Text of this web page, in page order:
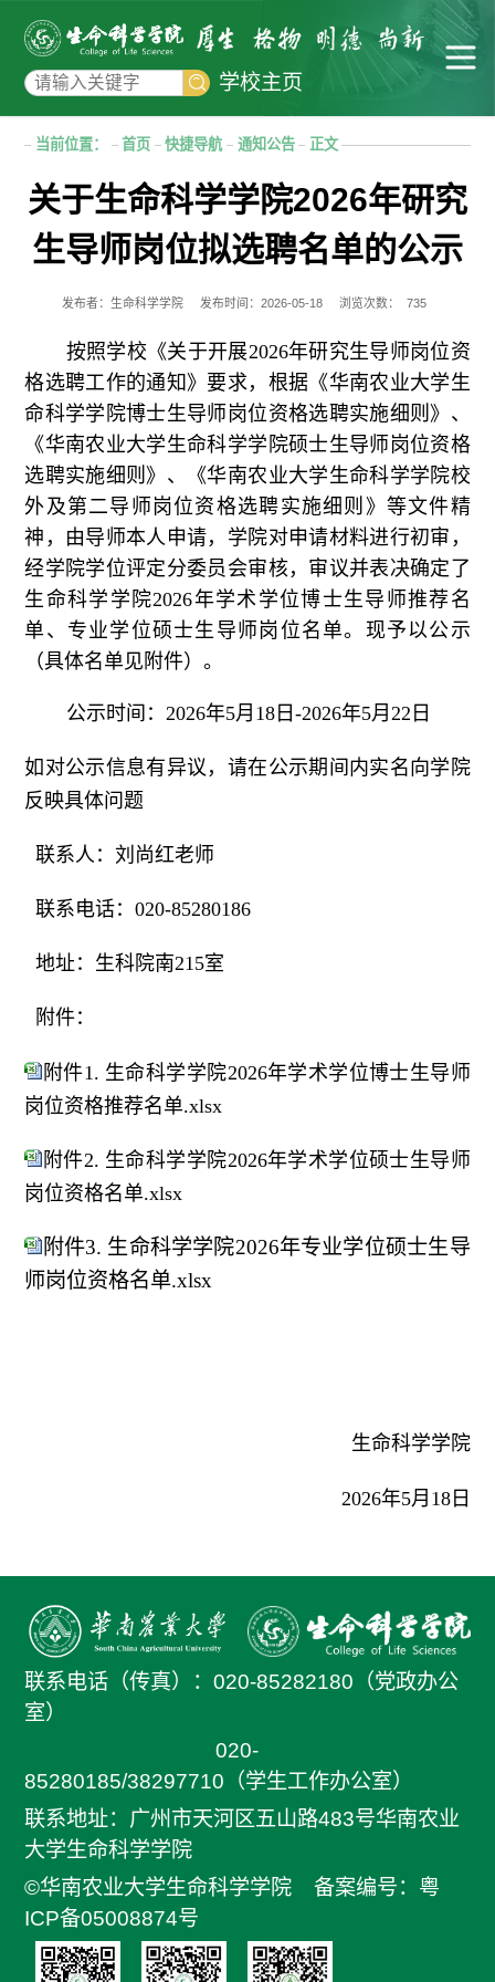
学校主页
当前位置： 首页 快捷导航 通知公告 正文
关于生命科学学院2026年研究
生导师岗位拟选聘名单的公示
发布者：生命科学学院 发布时间：2026-05-18 浏览次数： 735
按照学校《关于开展2026年研究生导师岗位资
格选聘工作的通知》要求，根据《华南农业大学生
命科学学院博士生导师岗位资格选聘实施细则 》、
《华南农业大学生命科学学院硕士生导师岗位资格
选聘实施细则 》 、
《华南农业大学生命科学学院校
外及第二导师岗位资格选聘实施细则》等文件精
神，由导师本人申请，学院对申请材料进行初审 ，
经学院学位评定分委员会审核，审议并表决确定了
生命科学学院2026年学术学位博士生导师推荐名
单 、专业学位硕士生导师 岗位名单。现予以公示
（具体名单见附件）。
公示时间： 2026年5月 18日 -2026年5月 22 日
如对公示信息有异议，请在公示期间内实名向学院
反映具体问题
联系人：刘尚红老师
联系电话：020-85280186
地址：生科院南215室
附件：
附件1. 生命科学学院2026年学术学位博士生导师
岗位资格推荐名单.xlsx
附件2. 生命科学学院2026年学术学位硕士生导师
岗位资格名单.xlsx
附件3. 生命科学学院2026年专业学位硕士生导
师岗位资格名单.xlsx
生命科学学院
2026年5月 18日
联系电话（传真）：020-85282180（党政办公
室）
020-
85280185/38297710（学生工作办公室）
联系地址：广州市天河区五山路483号华南农业
大学生命科学学院
©华南农业大学生命科学学院备案编号：粤
ICP备05008874号